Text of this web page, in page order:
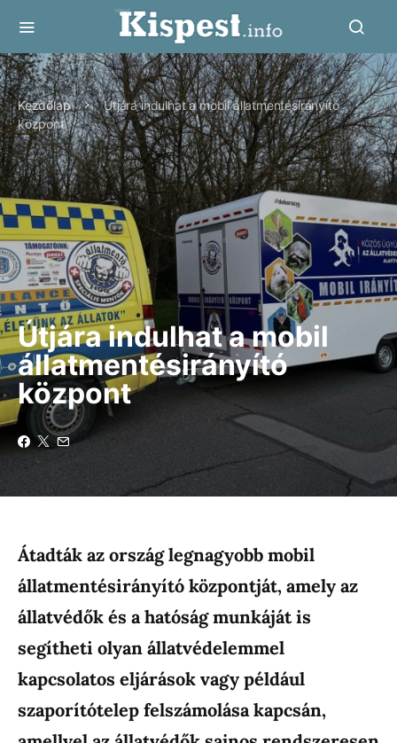
Kezdőlap
Útjára indulhat a mobil állatmentésirányító
központ
Útjára indulhat a mobil
állatmentésirányító
központ
Átadták az ország legnagyobb mobil
állatmentésirányító központját, amely az
állatvédők és a hatóság munkáját is
segítheti olyan állatvédelemmel
kapcsolatos eljárások vagy például
szaporítótelep felszámolása kapcsán,